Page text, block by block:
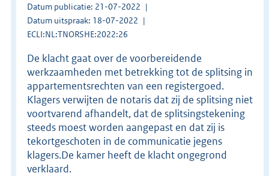
Datum publicatie: 21-07-2022
Datum uitspraak: 18-07-2022
ECLI:NL:TNORSHE:2022:26
De klacht gaat over de voorbereidende
werkzaamheden met betrekking tot de splitsing in
appartementsrechten van een registergoed.
Klagers verwijten de notaris dat zij de splitsing niet
voortvarend afhandelt, dat de splitsingstekening
steeds moest worden aangepast en dat zij is
tekortgeschoten in de communicatie jegens
klagers.De kamer heeft de klacht ongegrond
verklaard.